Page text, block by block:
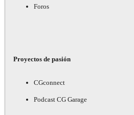
Foros
Proyectos de pasión
CGconnect
Podcast CG Garage